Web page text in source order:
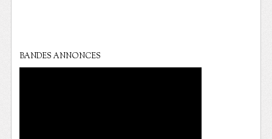
BANDES ANNONCES